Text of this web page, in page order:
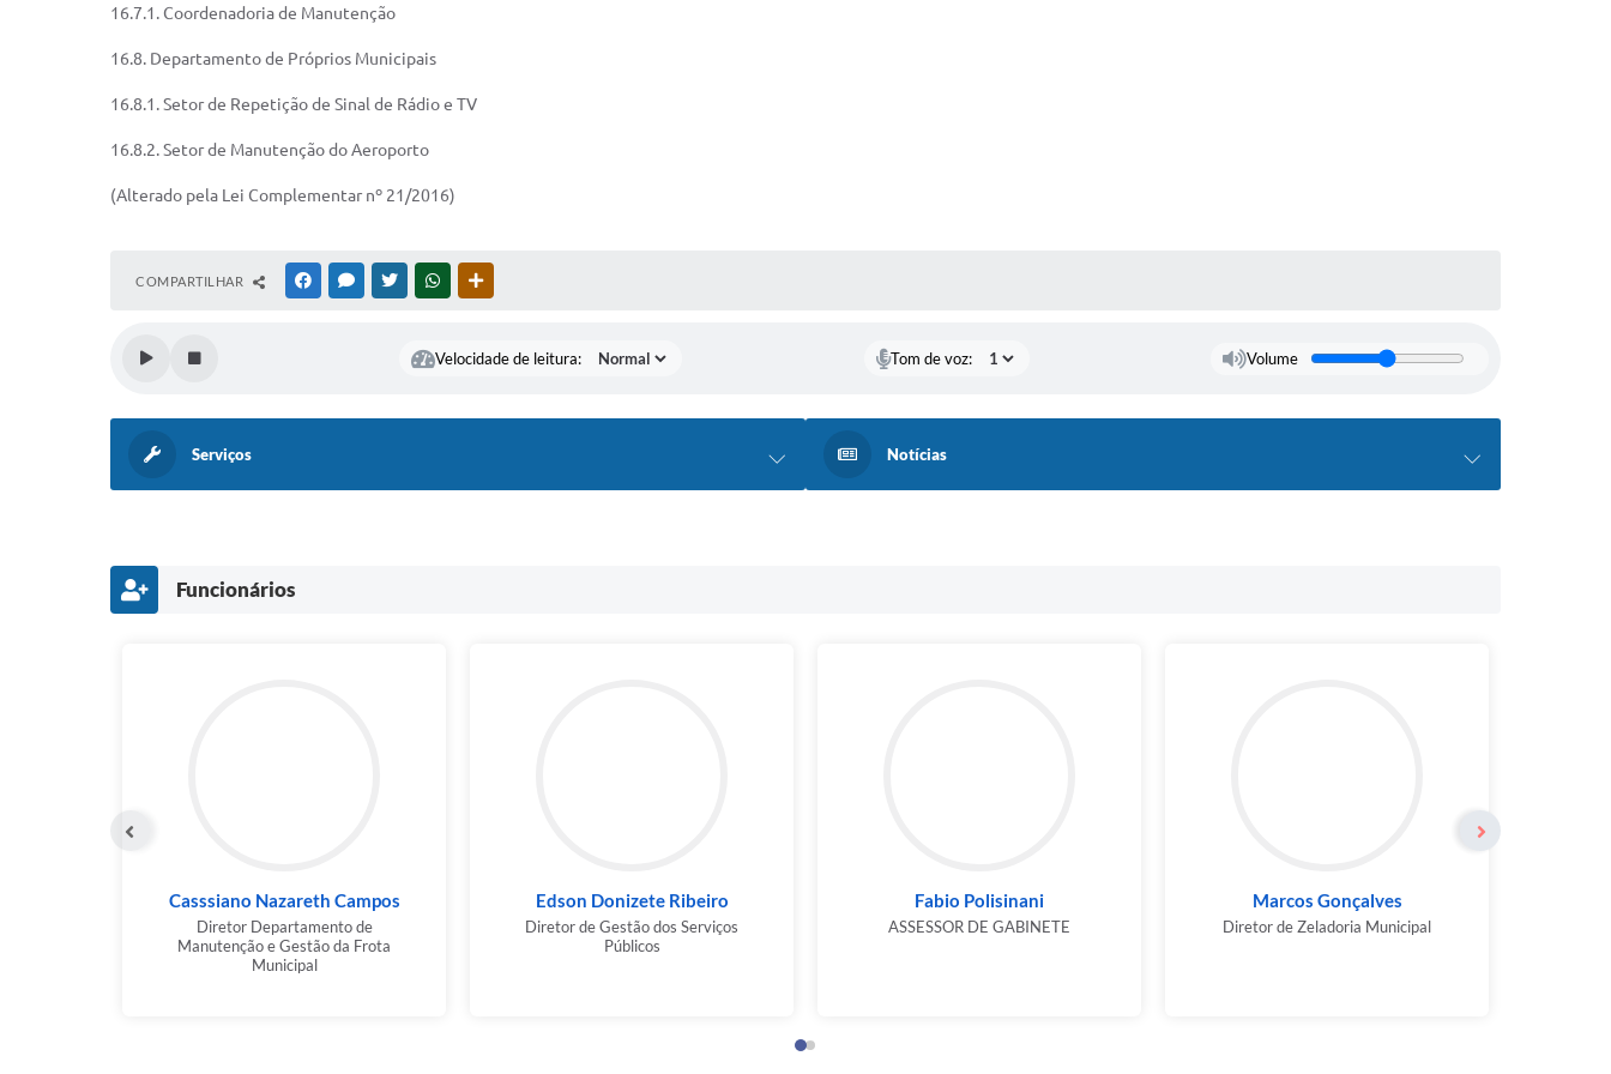
16.7.1. Coordenadoria de Manutenção
16.8. Departamento de Próprios Municipais
16.8.1. Setor de Repetição de Sinal de Rádio e TV
16.8.2. Setor de Manutenção do Aeroporto
(Alterado pela Lei Complementar nº 21/2016)
COMPARTILHAR FACEBOOKMESSENGER
TWITTERWHATSAPP
Velocidade de leitura: Tom de voz: Volume
Serviços Notícias
Funcionários
Casssiano Nazareth Campos
Diretor Departamento de
Manutenção e Gestão da Frota
Municipal
Edson Donizete Ribeiro
Diretor de Gestão dos Serviços
Públicos
Fabio Polisinani
ASSESSOR DE GABINETE
Marcos Gonçalves
Diretor de Zeladoria Municipal